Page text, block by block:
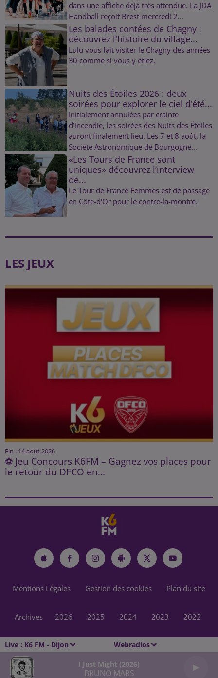
Live : K6 FM - Dijon Webradios
I Just Might (2026)
BRUNO MARS
dans une affiche déjà très attendue. La JDA
Handball reçoit Brest mercredi 2...
Les balades contées de Chagny :
découvrez l'histoire du village...
Lulu vous fait visiter le Chagny des années
30 comme si vous y étiez.
Nuits des Étoiles 2026 : deux
soirées pour explorer le ciel d’été...
Initialement annulées par crainte
d’incendie, les soirées des Nuits des Étoiles
auront finalement lieu. Les 7 et 8 août, la
Société Astronomique de Bourgogne...
«Les Tours de France sont
uniques» découvrez l’interview
de...
Le Tour de France Femmes est de passage
en Côte-d'Or pour le contre-la-montre.
LES JEUX
Fin : 14 août 2026
⚽ Jeu Concours K6FM – Gagnez vos places pour
le retour du DFCO en...
Mentions Légales Gestion des cookies Plan du site
Archives 2026 2025 2024 2023 2022